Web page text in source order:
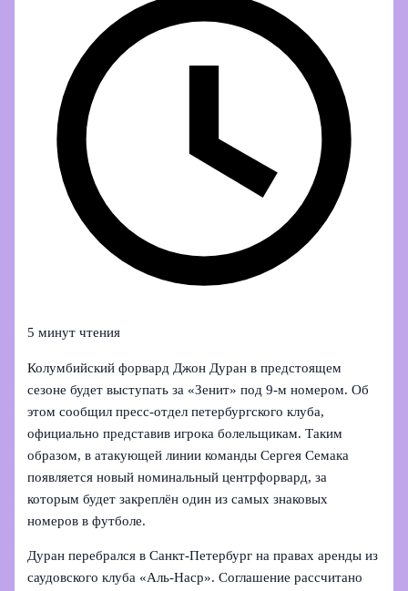
5 минут чтения
Колумбийский форвард Джон Дуран в предстоящем
сезоне будет выступать за «Зенит» под 9‑м номером. Об
этом сообщил пресс‑отдел петербургского клуба,
официально представив игрока болельщикам. Таким
образом, в атакующей линии команды Сергея Семака
появляется новый номинальный центрфорвард, за
которым будет закреплён один из самых знаковых
номеров в футболе.
Дуран перебрался в Санкт‑Петербург на правах аренды из
саудовского клуба «Аль‑Наср». Соглашение рассчитано